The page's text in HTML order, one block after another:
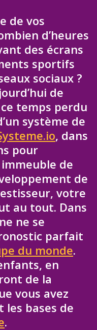
de vos
d’heures
des écrans
sportifs
sociaux ?
de
temps perdu
système de
, dans
pour
de
de
votre
au tout. Dans
ne se
parfait
du monde.
en
de la
vous avez
les bases de
.